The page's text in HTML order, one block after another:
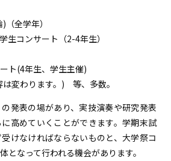
全学年）
生コンサート（2-4年生）
ト(4年生、学生主催)
変わります。) 等、多数。
発表の場があり、実技演奏や研究発表
高めていくことができます。学期末試
けなければならないものと、大学祭コ
となって行われる機会があります。